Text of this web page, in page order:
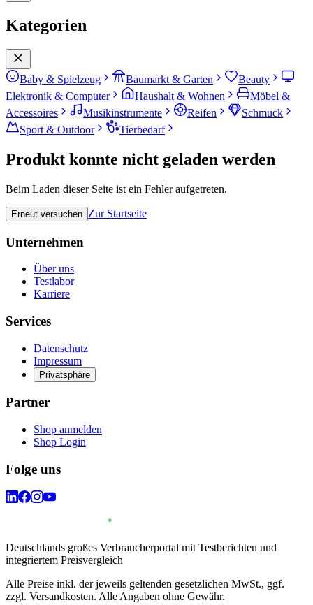
Kategorien
Baby & Spielzeug Baumarkt & Garten
Beauty
Elektronik & Computer
Haushalt & Wohnen
Möbel &
Accessoires
Musikinstrumente Reifen
Schmuck
Sport & Outdoor
Tierbedarf
Produkt konnte nicht geladen werden
Beim Laden dieser Seite ist ein Fehler aufgetreten.
Erneut versuchen Zur Startseite
Unternehmen
Über uns
Testlabor
Karriere
Services
Datenschutz
Impressum
Privatsphäre
Partner
Shop anmelden
Shop Login
Folge uns
Deutschlands großes Verbraucherportal mit Testberichten und
integriertem Preisvergleich
Alle Preise inkl. der jeweils geltenden gesetzlichen MwSt., ggf.
zzgl. Versandkosten. Alle Angaben ohne Gewähr.